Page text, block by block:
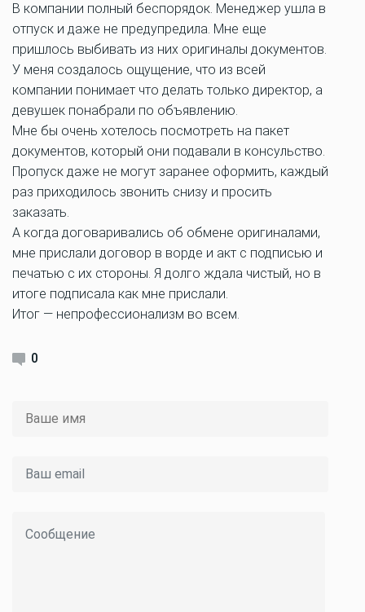
В компании полный беспорядок. Менеджер ушла в
отпуск и даже не предупредила. Мне еще
пришлось выбивать из них оригиналы документов.
У меня создалось ощущение, что из всей
компании понимает что делать только директор, а
девушек понабрали по объявлению.
Мне бы очень хотелось посмотреть на пакет
документов, который они подавали в консульство.
Пропуск даже не могут заранее оформить, каждый
раз приходилось звонить снизу и просить
заказать.
А когда договаривались об обмене оригиналами,
мне прислали договор в ворде и акт с подписью и
печатью с их стороны. Я долго ждала чистый, но в
итоге подписала как мне прислали.
Итог — непрофессионализм во всем.
0